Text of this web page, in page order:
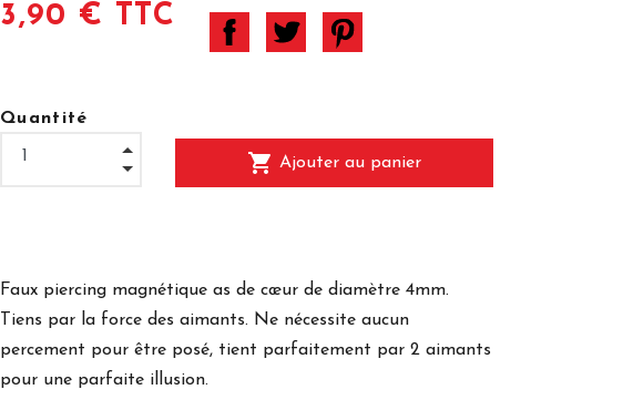
3,90 € TTC
Quantité
shopping_cart Ajouter au panier
Faux piercing magnétique as de cœur de diamètre 4mm.
Tiens par la force des aimants. Ne nécessite aucun
percement pour être posé, tient parfaitement par 2 aimants
pour une parfaite illusion.